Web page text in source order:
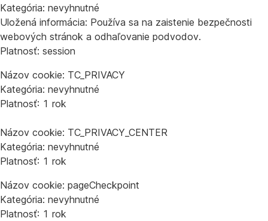
Kategória: nevyhnutné
Uložená informácia: Používa sa na zaistenie bezpečnosti
webových stránok a odhaľovanie podvodov.
Platnosť: session
Názov cookie: TC_PRIVACY
Kategória: nevyhnutné
Platnosť: 1 rok
Názov cookie: TC_PRIVACY_CENTER
Kategória: nevyhnutné
Platnosť: 1 rok
Názov cookie: pageCheckpoint
Kategória: nevyhnutné
Platnosť: 1 rok